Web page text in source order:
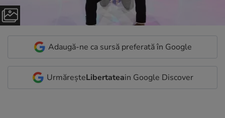
Adaugă-ne ca sursă preferată în Google
UrmăreșteLibertateain Google Discover